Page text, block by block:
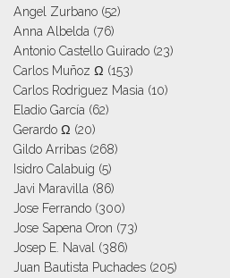
Angel Zurbano (52)
Anna Albelda (76)
Antonio Castello Guirado (23)
Carlos Muñoz Ω (153)
Carlos Rodriguez Masia (10)
Eladio García (62)
Gerardo Ω (20)
Gildo Arribas (268)
Isidro Calabuig (5)
Javi Maravilla (86)
Jose Ferrando (300)
Jose Sapena Oron (73)
Josep E. Naval
(386)
Juan Bautista Puchades (205)